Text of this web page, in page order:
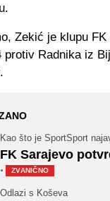
Zekić je klupu
protiv Radnika iz
Kao što je SportSport
FK Sarajevo
·
ZVANIČNO
Odlazi s Koševa